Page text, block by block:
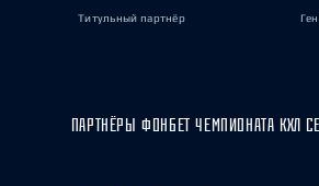
Титульный партнёр
ПАРТНЁРЫ ФОНБЕТ ЧЕМПИОНАТА КХЛ